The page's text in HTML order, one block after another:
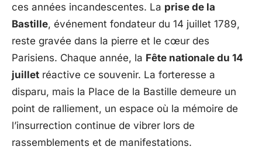
ces années incandescentes. La prise de la
Bastille, événement fondateur du 14 juillet 1789,
reste gravée dans la pierre et le cœur des
Parisiens. Chaque année, la Fête nationale du 14
juillet réactive ce souvenir. La forteresse a
disparu, mais la Place de la Bastille demeure un
point de ralliement, un espace où la mémoire de
l’insurrection continue de vibrer lors de
rassemblements et de manifestations.